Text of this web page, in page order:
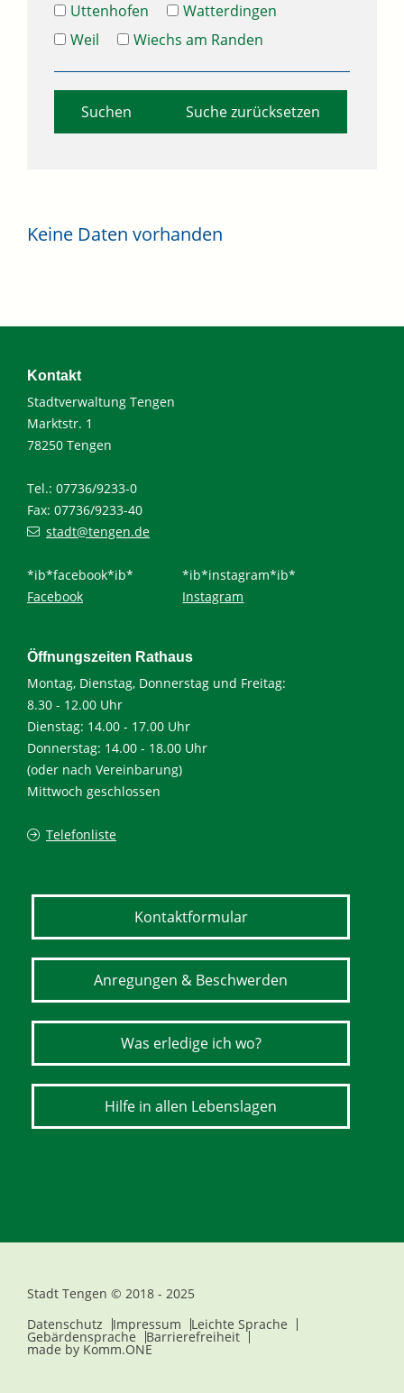
Uttenhofen
Watterdingen
Weil
Wiechs am Randen
Suche zurücksetzen
Keine Daten vorhanden
Kontakt
Stadtverwaltung Tengen
Marktstr. 1
78250 Tengen
Tel.: 07736/9233-0
Fax: 07736/9233-40
stadt@tengen.de
*ib*facebook*ib*
Facebook
*ib*instagram*ib*
Instagram
Öffnungszeiten Rathaus
Montag, Dienstag, Donnerstag und Freitag:
8.30 - 12.00 Uhr
Dienstag: 14.00 - 17.00 Uhr
Donnerstag: 14.00 - 18.00 Uhr
(oder nach Vereinbarung)
Mittwoch geschlossen
Telefonliste
Kontaktformular
Anregungen & Beschwerden
Was erledige ich wo?
Hilfe in allen Lebenslagen
Stadt Tengen © 2018 - 2025
Datenschutz
Impressum Leichte Sprache
Gebärdensprache Barrierefreiheit
made by Komm.ONE